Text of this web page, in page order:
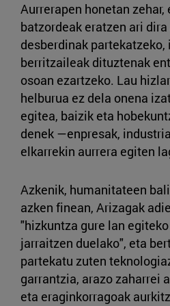
Aurrerapen honetan zehar,
batzordeak eratzen ari
desberdinak partekatzeko,
berritzaileak dituztenak
osoan ezartzeko. Lau
helburua ez dela onena
egitea, baizik eta
denek —enpresak,
elkarrekin aurrera egiten
Azkenik, humanitateen
azken finean, Arizagak
"hizkuntza gure lan
jarraitzen duelako", eta
partekatu zuten
garrantzia, arazo zaharrei
eta eraginkorragoak